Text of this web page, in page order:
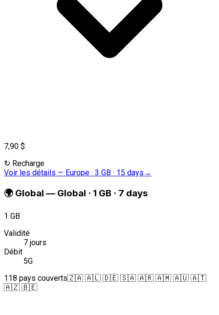
7,90 $
↻ Recharge
Voir les détails — Europe · 3 GB · 15 days →
🌍 Global — Global · 1 GB · 7 days
1 GB
Validité
7 jours
Débit
5G
118 pays couverts🇿🇦 🇦🇱 🇩🇪 🇸🇦 🇦🇷 🇦🇲 🇦🇺 🇦🇹
🇦🇿 🇧🇪